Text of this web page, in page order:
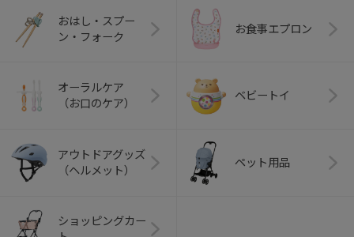
おはし・スプー
ン・フォーク
お食事エプロン
オーラルケア
（お口のケア）
ベビートイ
アウトドアグッズ
（ヘルメット）
ペット用品
ショッピングカー